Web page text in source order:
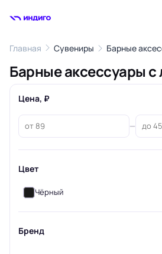
Главная Сувениры Барные
Барные аксессуары
Цена, ₽
—
Цвет
Чёрный
Бренд